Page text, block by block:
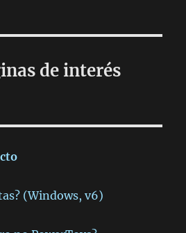
de interés
(Windows, v6)